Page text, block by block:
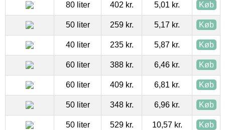
80 liter 402 kr. 5,01 kr. Køb
50 liter 259 kr. 5,17 kr. Køb
40 liter 235 kr. 5,87 kr. Køb
60 liter 388 kr. 6,46 kr. Køb
60 liter 409 kr. 6,81 kr. Køb
50 liter 348 kr. 6,96 kr. Køb
50 liter 529 kr. 10,57 kr. Køb